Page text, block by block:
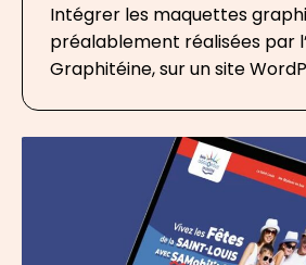
Intégrer les maquettes
préalablement réalisées par
Graphitéine, sur un site